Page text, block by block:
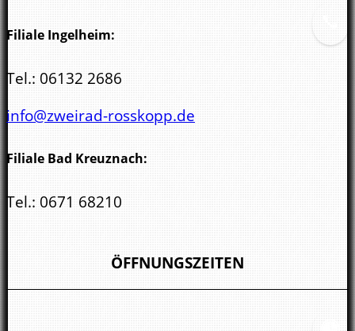
Filiale Ingelheim:
Tel.: 06132 2686
info@zweirad-rosskopp.de
Filiale Bad Kreuznach:
Tel.: 0671 68210
ÖFFNUNGSZEITEN